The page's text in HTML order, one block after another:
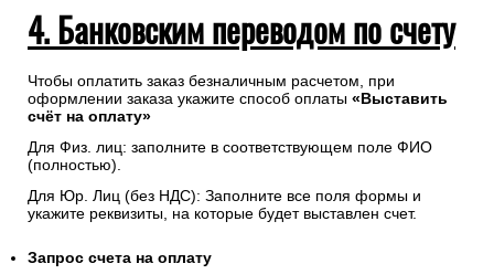
4. Банковским переводом по счету
Чтобы оплатить заказ безналичным расчетом, при
оформлении заказа укажите способ оплаты «Выставить
счёт на оплату»
Для Физ. лиц: заполните в соответствующем поле ФИО
(полностью).
Для Юр. Лиц (без НДС): Заполните все поля формы и
укажите реквизиты, на которые будет выставлен счет.
Запрос счета на оплату